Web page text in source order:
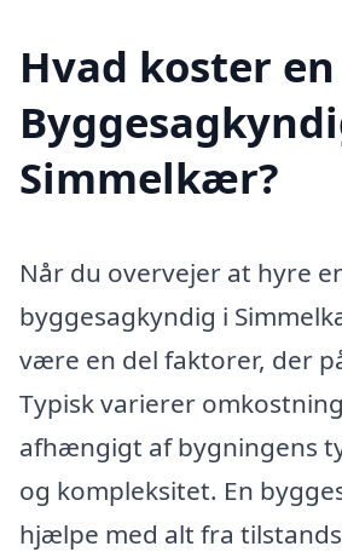
Hvad koster en
Simmelkær?
Når du overvejer at hyre
byggesagkyndig i
være en del faktorer, der
Typisk varierer
afhængigt af bygningens
og kompleksitet. En
hjælpe med alt fra